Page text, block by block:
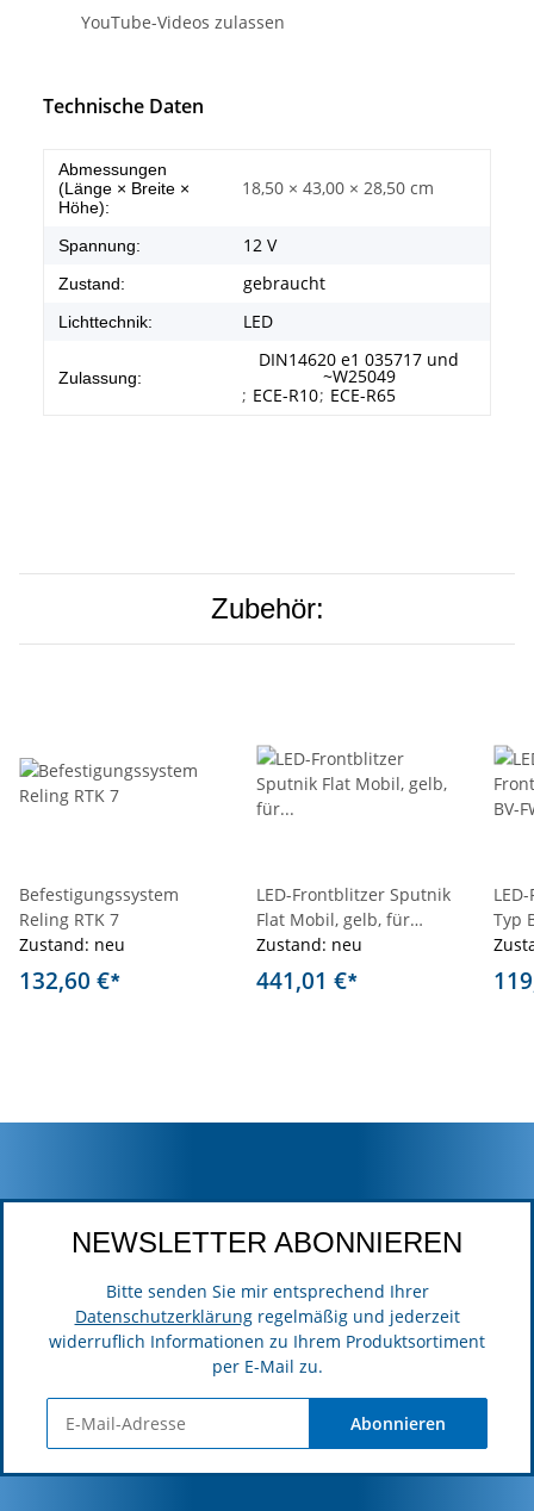
YouTube-Videos zulassen
Technische Daten
Abmessungen
(Länge × Breite ×
Höhe):
18,50 × 43,00 × 28,50 cm
Spannung: 12 V
Zustand: gebraucht
Lichttechnik: LED
Zulassung:
DIN14620 e1 035717 und
~W25049
; ECE-R10; ECE-R65
Zubehör:
Befestigungssystem
Reling RTK 7
Zustand: neu
132,60 €*
LED-Frontblitzer Sputnik
Flat Mobil, gelb, für
Kofferanlagen
Zustand: neu
441,01 €*
Typ
NEWSLETTER ABONNIEREN
Bitte senden Sie mir entsprechend Ihrer
Datenschutzerklärungregelmäßig und jederzeit
widerruflich Informationen zu Ihrem Produktsortiment
per E-Mail zu.
Abonnieren